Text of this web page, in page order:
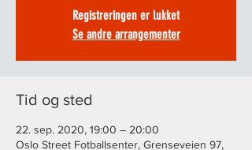
Registreringen er lukket
Se andre arrangementer
Tid og sted
22. sep. 2020, 19:00 – 20:00
Oslo Street Fotballsenter, Grenseveien 97,